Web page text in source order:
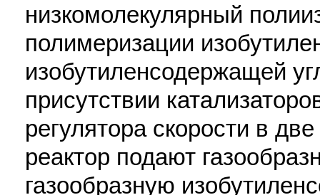
низкомолекулярный
полимеризации
изобутиленсодержащей
присутствии
регулятора скорости в
реактор подают
газообразную